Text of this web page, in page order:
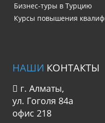
Бизнес-туры в Турцию
Курсы повышения
НАШИ КОНТАКТЫ
г. Алматы,
ул. Гоголя 84а
офис 218